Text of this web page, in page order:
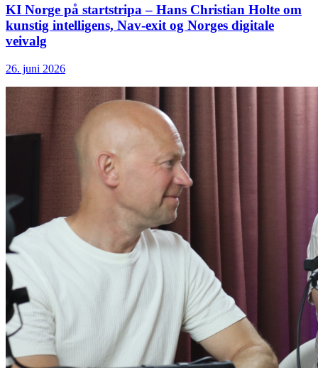
KI Norge på startstripa – Hans Christian Holte om
kunstig intelligens, Nav-exit og Norges digitale
veivalg
26. juni 2026